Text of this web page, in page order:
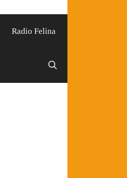
Radio Felina